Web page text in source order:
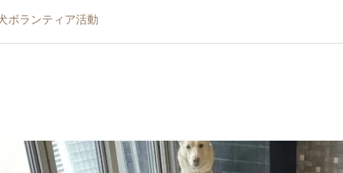
ボランティア活動